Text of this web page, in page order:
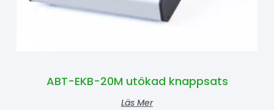
ABT-EKB-20M utökad knappsats
Läs Mer